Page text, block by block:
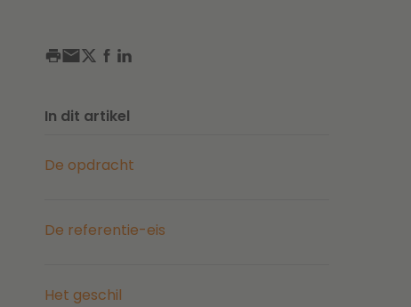
In dit artikel
De opdracht
De referentie-eis
Het geschil